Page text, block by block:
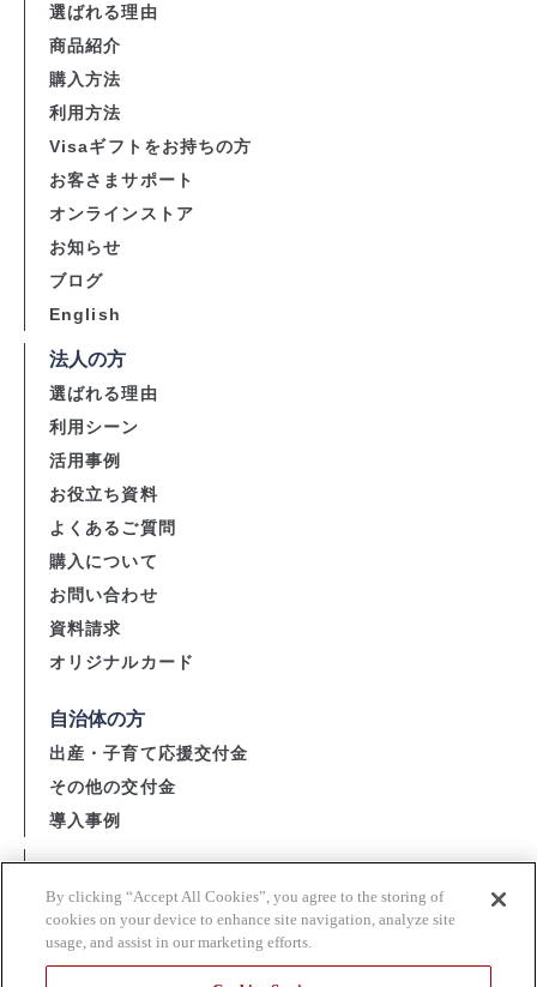
選ばれる理由
商品紹介
購入方法
利用方法
Visaギフトをお持ちの方
お客さまサポート
オンラインストア
お知らせ
ブログ
English
法人の方
選ばれる理由
利用シーン
活用事例
お役立ち資料
よくあるご質問
購入について
お問い合わせ
資料請求
オリジナルカード
自治体の方
出産・子育て応援交付金
その他の交付金
導入事例
資金決済法に基づく表示
購入・利用規約 / 個人情報の取扱い
By clicking “Accept All Cookies”, you agree to the storing of
cookies on your device to enhance site navigation, analyze site
usage, and assist in our marketing efforts.